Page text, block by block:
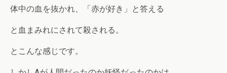
体中の血を抜かれ、「赤が好き」と答える
と血まみれにされて殺される。
とこんな感じです。